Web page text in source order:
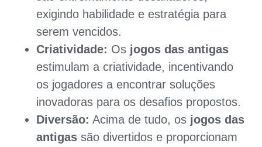
exigindo habilidade e estratégia para
serem vencidos.
Criatividade: Os jogos das antigas
estimulam a criatividade, incentivando
os jogadores a encontrar soluções
inovadoras para os desafios propostos.
Diversão: Acima de tudo, os jogos das
antigas são divertidos e proporcionam